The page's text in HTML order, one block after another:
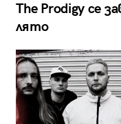
The Prodigy се
лято